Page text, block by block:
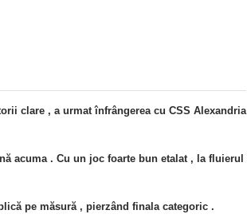
clare , a urmat înfrângerea cu CSS Alexandria
acuma . Cu un joc foarte bun etalat , la fluierul
pe măsură , pierzând finala categoric .